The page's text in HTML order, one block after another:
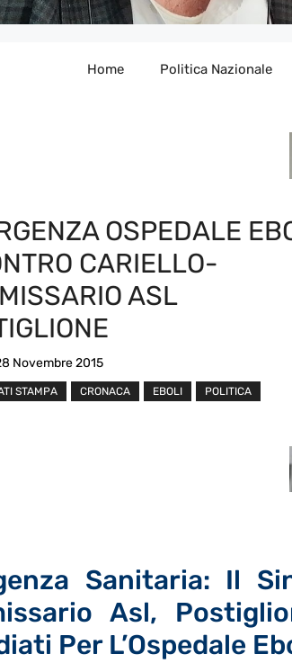
Home Politica Nazionale
OSPEDALE
CARIELLO-
ASL
Novembre 2015
STAMPA CRONACA EBOLI POLITICA
Sanitaria: Il
Asl,
Per L’Ospedale